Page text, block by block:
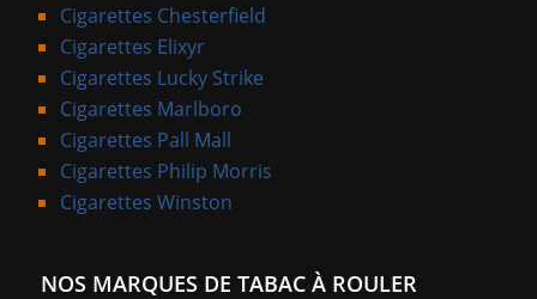
Cigarettes Chesterfield
Cigarettes Elixyr
Cigarettes Lucky Strike
Cigarettes Marlboro
Cigarettes Pall Mall
Cigarettes Philip Morris
Cigarettes Winston
NOS MARQUES DE TABAC À ROULER